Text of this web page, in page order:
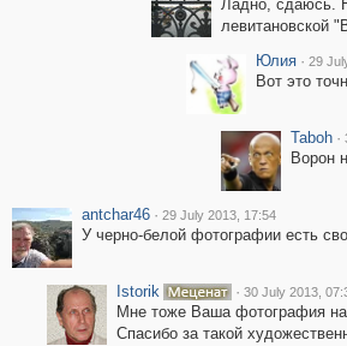
Ладно, сдаюсь.
левитановской
Юлия · 29
Вот это
Taboh ·
Ворон
antchar46 · 29 July 2013, 17:54
У черно-белой фотографии есть
Istorik · 30 July 2013,
Мне тоже Ваша фотография
Спасибо за такой